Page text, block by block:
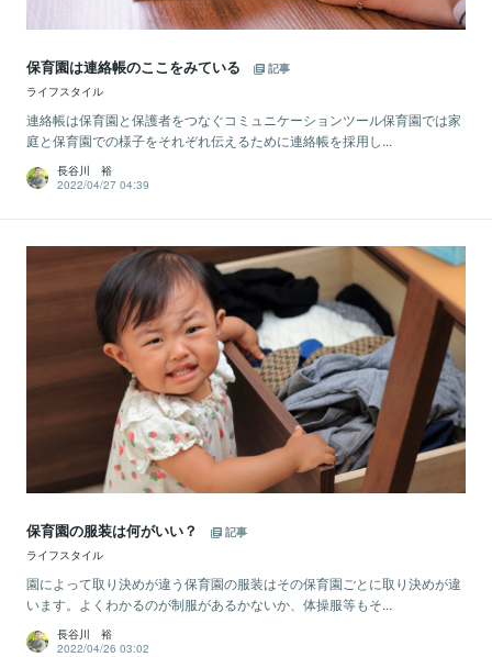
保育園は連絡帳のここをみている
記事
ライフスタイル
連絡帳は保育園と保護者をつなぐコミュニケーションツール保育園では家
庭と保育園での様子をそれぞれ伝えるために連絡帳を採用し...
長谷川 裕
2022/04/27 04:39
保育園の服装は何がいい？
記事
ライフスタイル
園によって取り決めが違う保育園の服装はその保育園ごとに取り決めが違
います。よくわかるのが制服があるかないか、体操服等もそ...
長谷川 裕
2022/04/26 03:02